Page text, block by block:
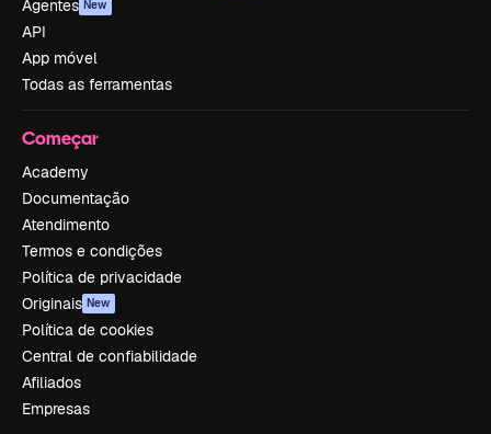
Agentes New
API
App móvel
Todas as ferramentas
Começar
Academy
Documentação
Atendimento
Termos e condições
Política de privacidade
Originais New
Política de cookies
Central de confiabilidade
Afiliados
Empresas